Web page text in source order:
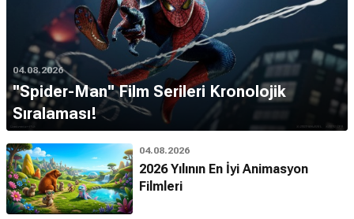
04.08.2026
''Spider-Man'' Film Serileri Kronolojik
Sıralaması!
04.08.2026
2026 Yılının En İyi Animasyon
Filmleri